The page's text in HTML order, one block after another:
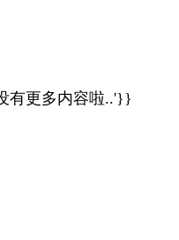
有更多内容啦..'}}